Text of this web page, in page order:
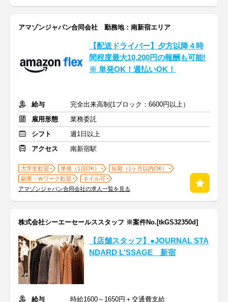
アマゾンジャパン合同会社 勤務地：南新宿エリア
【配送ドライバー】夕方以降４時
間程度最大10,200円の報酬も可能!
※ 単発OK！週払いOK！
給与
完全出来高制(1ブロック：6600円以上）
雇用形態
業務委託
シフト
週1日以上
アクセス
南新宿駅
大学生歓迎 単発（1日OK）
短期（1ヶ月以内OK）
副業・Ｗワーク歓迎
ネイル可
アマゾンジャパン合同会社の求人一覧を見る
株式会社シーエーセールススタッフ ※案件No.[tkGS32350d]
【店舗スタッフ】●JOURNAL STA
NDARD L'SSAGE 新宿
給与
時給1600～1650円＋交通費支給